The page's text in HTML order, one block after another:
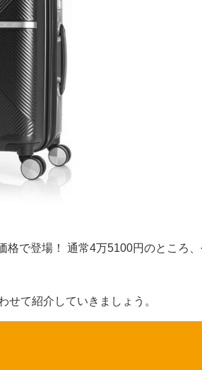
格で登場！ 通常4万5100円のところ
て紹介していきましょう。